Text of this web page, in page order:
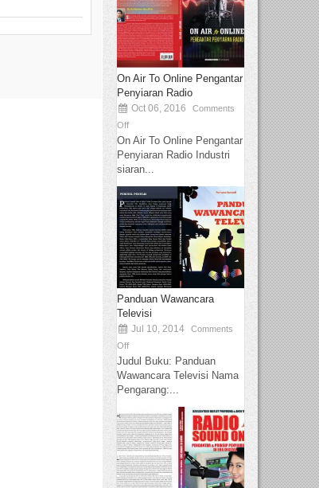
On Air To Online Pengantar
Penyiaran Radio
Oct 06, 2016
Comments
Off
On Air To Online Pengantar
Penyiaran Radio Industri
siaran...
Panduan Wawancara
Televisi
Jul 10, 2014
Comments
Off
Judul Buku: Panduan
Wawancara Televisi Nama
Pengarang:...